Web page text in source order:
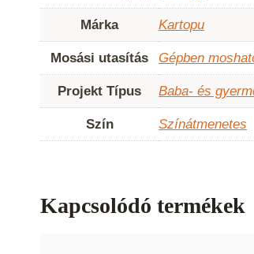
Márka Kartopu
Mosási utasítás Gépben
Projekt Típus Baba- és
Szín Színátmenetes
Kapcsolódó termékek